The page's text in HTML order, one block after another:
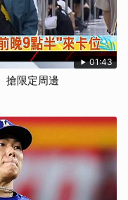
01:43
搶限定周邊